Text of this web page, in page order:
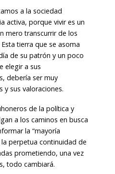
a la sociedad
activa, porque vivir es un
mero transcurrir de los
tierra que se asoma
de su patrón y un poco
elegir a sus
debería ser muy
y sus valoraciones.
de la política y
a los caminos en busca
la “mayoría
perpetua continuidad de
prometiendo, una vez
todo cambiará.